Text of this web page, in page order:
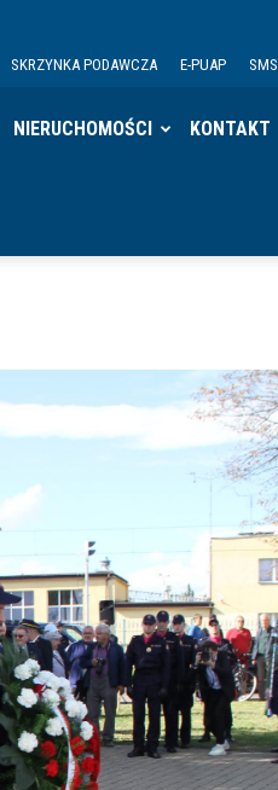
SKRZYNKA PODAWCZA E-PUAP SMS
NIERUCHOMOŚCI KONTAKT